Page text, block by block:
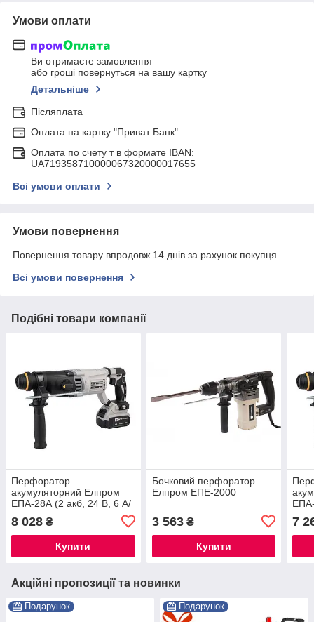
Умови оплати
Ви отримаєте замовлення
або гроші повернуться на вашу картку
Детальніше
Післяплата
Оплата на картку "Приват Банк"
Оплата по счету т в формате IBAN:
UA719358710000067320000017655
Всі умови оплати
Умови повернення
Повернення товару впродовж 14 днів за рахунок покупця
Всі умови повернення
Подібні товари компанії
Перфоратор
акумуляторний Елпром
ЕПА-28А (2 акб, 24 В, 6 А/
режими, реверс) ®
8 028 ₴
Купити
Бочковий перфоратор
Елпром ЕПЕ-2000
3 563₴
Купити
7
Акційні пропозиції та новинки
Подарунок Подарунок